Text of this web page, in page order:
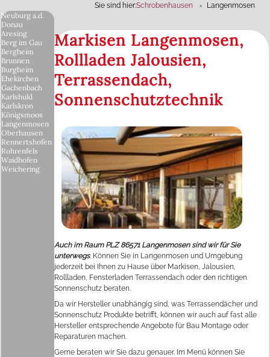
Sie sind hier:Schrobenhausen Langenmosen
Markisen Langenmosen,
Rollladen Jalousien,
Terrassendach,
Sonnenschutztechnik
Auch im Raum PLZ 86571 Langenmosen sind wir für Sie
unterwegs. Können Sie in Langenmosen und Umgebung
jederzeit bei Ihnen zu Hause über Markisen, Jalousien,
Rollladen, Fensterladen Terrassendach oder den richtigen
Sonnenschutz beraten.
Da wir Hersteller unabhängig sind, was Terrassendächer und
Sonnenschutz Produkte betrifft, können wir auch auf fast alle
Hersteller entsprechende Angebote für Bau Montage oder
Reparaturen machen.
Gerne beraten wir Sie dazu genauer. Im Menü können Sie
Neuburg a.d.
Donau
Aresing
Berg im Gau
Bergheim
Brunnen
Burgheim
Ehekirchen
Gachenbach
Karlshuld
Karlskron
Königsmoos
Langenmosen
Oberhausen
Rennertshofen
Rohrenfels
Waidhofen
Weichering